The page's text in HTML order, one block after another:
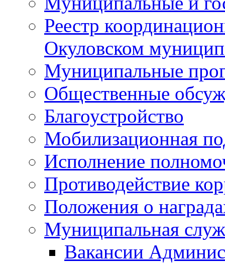
Реестр
Окуловском
Муниципальные
Общественные
Благоустройство
Мобилизационная
Исполнение
Противодействие
Положения о
Муниципальная
Вакансии